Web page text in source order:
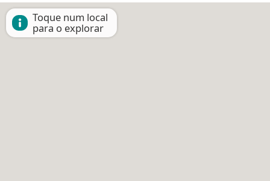
Toque num local
para o explorar